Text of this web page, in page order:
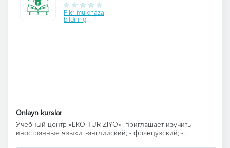
Fikr-mulohaza
bildiring
Onlayn kurslar
Учебный центр «EKO-TUR ZIYO» приглашает изучить
иностранные языки: -английский; - французский; -...